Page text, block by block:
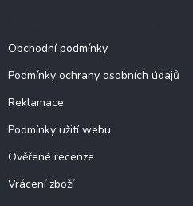
Obchodní podmínky
Podmínky ochrany osobních údajů
Reklamace
Podmínky užití webu
Ověřené recenze
Vrácení zboží